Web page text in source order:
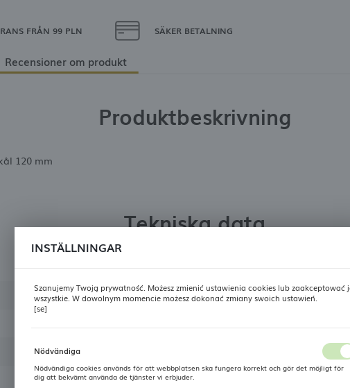
FRÅN 99 PLN SÄKER BETALNING
Recensioner om produkt
Produktbeskrivning
120 mm
Tekniska data
Tillverkare Fine Dine
Material PC (polykarbonat)
INSTÄLLNINGAR
Szanujemy Twoją prywatność. Możesz zmienić ustawienia cookies lub zaakceptować
wszystkie. W dowolnym momencie możesz dokonać zmiany swoich ustawień.
[se]
Nödvändiga
Nödvändiga cookies används för att webbplatsen ska fungera korrekt och gör det möjligt för
dig att bekvämt använda de tjänster vi erbjuder.
REGIONALA INSTÄLLNINGAR
Polen